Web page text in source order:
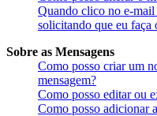
Quando clico no e-mail
solicitando que eu faça
Sobre as Mensagens
Como posso criar um
mensagem?
Como posso editar ou
Como posso adicionar